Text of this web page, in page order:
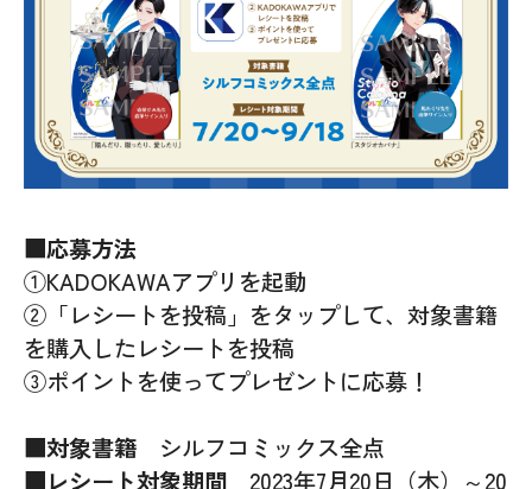
■応募方法
①KADOKAWAアプリを起動
②「レシートを投稿」をタップして、対象書籍
を購入したレシートを投稿
③ポイントを使ってプレゼントに応募！
■対象書籍 シルフコミックス全点
■レシート対象期間 2023年7月20日（木）～20